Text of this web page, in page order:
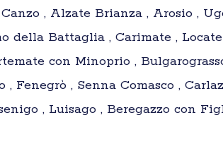
, Alzate Brianza , Arosio ,
della Battaglia , Carimate ,
con Minoprio ,
Fenegrò , Senna Comasco ,
, Luisago , Beregazzo con